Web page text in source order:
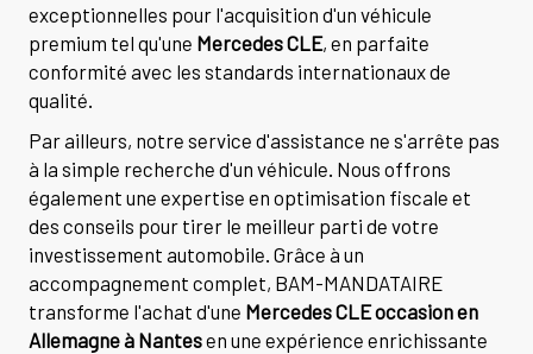
exceptionnelles pour l'acquisition d'un véhicule
premium tel qu'une Mercedes CLE, en parfaite
conformité avec les standards internationaux de
qualité.
Par ailleurs, notre service d'assistance ne s'arrête pas
à la simple recherche d'un véhicule. Nous offrons
également une expertise en optimisation fiscale et
des conseils pour tirer le meilleur parti de votre
investissement automobile. Grâce à un
accompagnement complet, BAM-MANDATAIRE
transforme l'achat d'une Mercedes CLE occasion en
Allemagne à Nantesen une expérience enrichissante